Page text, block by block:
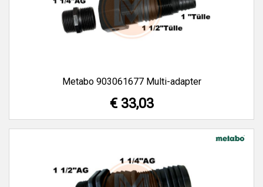
Metabo 903061677 Multi-adapter
€ 33,03